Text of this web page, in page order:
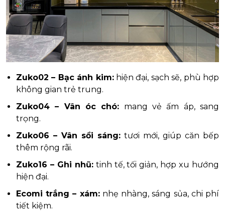
Zuko02 – Bạc ánh kim:hiện đại, sạch sẽ, phù hợp
không gian trẻ trung.
Zuko04 – Vân óc chó: mang vẻ ấm áp, sang
trọng.
Zuko06 – Vân sồi sáng: tươi mới, giúp căn bếp
thêm rộng rãi.
Zuko16 – Ghi nhũ:tinh tế, tối giản, hợp xu hướng
hiện đại.
Ecomi trắng – xám:nhẹ nhàng, sáng sủa, chi phí
tiết kiệm.